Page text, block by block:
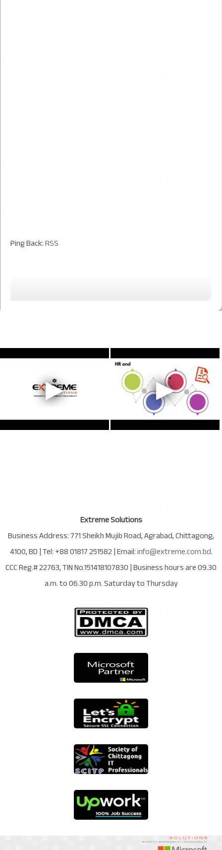
Ping Back:RSS
Extreme Solutions
Business Address:771 Sheikh Mujib Road,Agrabad,Chittagong,
4100,BD| Tel:+88 01817 251582| Email:info@extreme.com.bd.
CCC Reg.# 22763, TIN No.151418107830| Business hours are09.30
a.m. to 06.30 p.m. Saturday to Thursday